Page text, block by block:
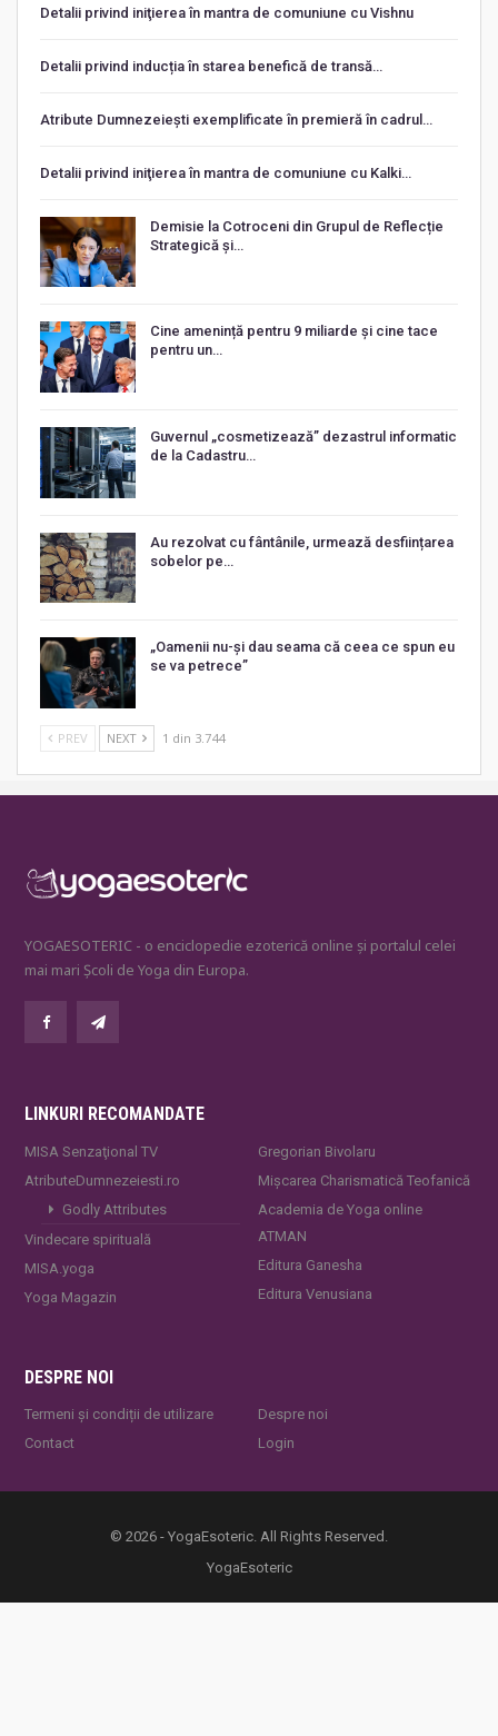
Detalii privind iniţierea în mantra de comuniune cu Vishnu
Detalii privind inducția în starea benefică de transă…
Atribute Dumnezeiești exemplificate în premieră în cadrul…
Detalii privind iniţierea în mantra de comuniune cu Kalki…
Demisie la Cotroceni din Grupul de Reflecție
Strategică și…
Cine amenință pentru 9 miliarde și cine tace
pentru un…
Guvernul „cosmetizează” dezastrul informatic
de la Cadastru…
Au rezolvat cu fântânile, urmează desființarea
sobelor pe…
„Oamenii nu-și dau seama că ceea ce spun eu
se va petrece”
PREV NEXT 1 din 3.744
YOGAESOTERIC - o enciclopedie ezoterică online și portalul celei
mai mari Școli de Yoga din Europa.
LINKURI RECOMANDATE
MISA Senzaţional TV
AtributeDumnezeiesti.ro
Godly Attributes
Vindecare spirituală
MISA.yoga
Yoga Magazin
Gregorian Bivolaru
Mișcarea Charismatică Teofanică
Academia de Yoga online
ATMAN
Editura Ganesha
Editura Venusiana
DESPRE NOI
Termeni și condiții de utilizare
Contact
Despre noi
Login
© 2026 - YogaEsoteric. All Rights Reserved.
YogaEsoteric